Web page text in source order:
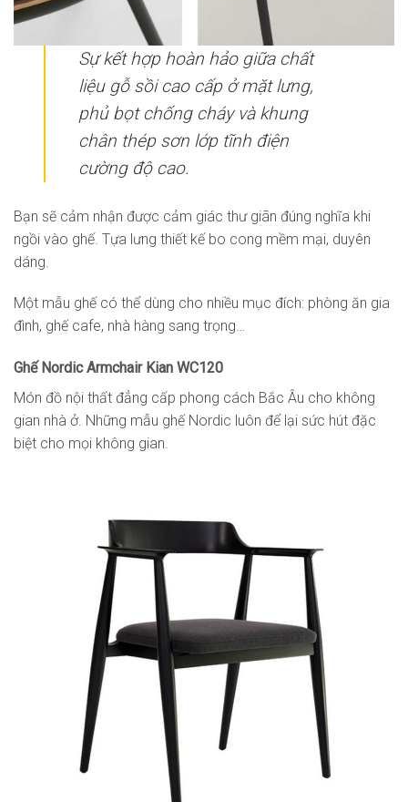
Sự kết hợp hoàn hảo giữa chất
liệu gỗ sồi cao cấp ở mặt lưng,
phủ bọt chống cháy và khung
chân thép sơn lớp tĩnh điện
cường độ cao.
Bạn sẽ cảm nhận được cảm giác thư giãn đúng nghĩa khi
ngồi vào ghế. Tựa lưng thiết kế bo cong mềm mại, duyên
dáng.
Một mẫu ghế có thể dùng cho nhiều mục đích: phòng ăn gia
đình, ghế cafe, nhà hàng sang trọng…
Ghế Nordic Armchair Kian WC120
Món đồ nội thất đẳng cấp phong cách Bắc Âu cho không
gian nhà ở. Những mẫu ghế Nordic luôn để lại sức hút đặc
biệt cho mọi không gian.